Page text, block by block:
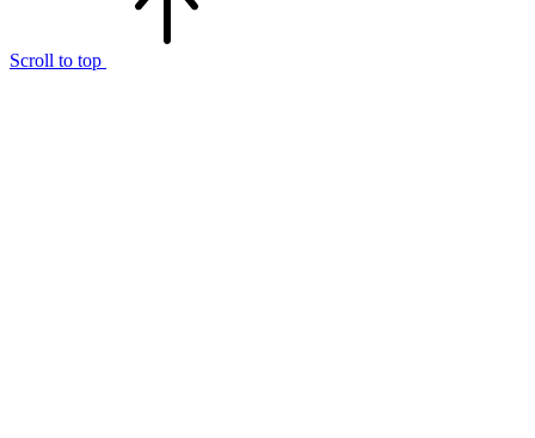
Scroll to top